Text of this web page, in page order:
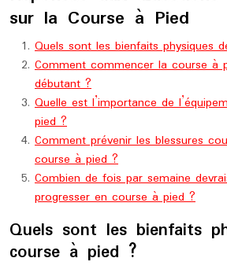
sur la Course à Pied
Quels sont les bienfaits physiques
Comment commencer la course à
débutant ?
Quelle est l’importance de
pied ?
Comment prévenir les blessures
course à pied ?
Combien de fois par semaine
progresser en course à pied ?
Quels sont les bienfaits
course à pied ?